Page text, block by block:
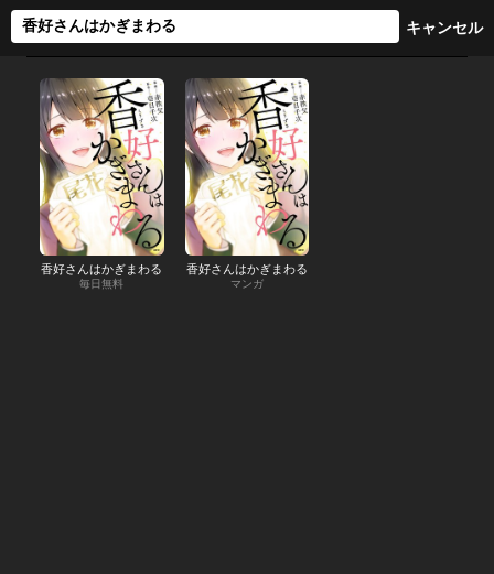
香好さんはかぎまわる
毎日無料
香好さんはかぎまわる
マンガ